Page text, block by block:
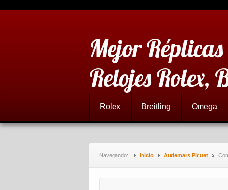
Mejor
Relojes Rolex,
Rolex Breitling Omega
Navegando: Inicio Audemars Piguet